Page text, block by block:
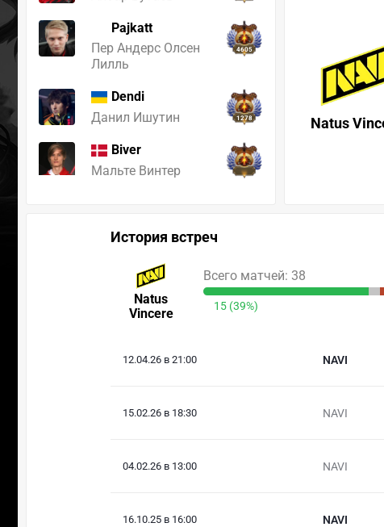
Pajkatt
Пер Андерс Олсен
Лилль
4605
Dendi
Данил Ишутин
1278
Biver
Мальте Винтер
Natus
История встреч
Natus
Vincere
Всего матчей: 38
15 (39%)
12.04.26 в 21:00 NAVI
15.02.26 в 18:30 NAVI
04.02.26 в 13:00 NAVI
16.10.25 в 16:00 NAVI